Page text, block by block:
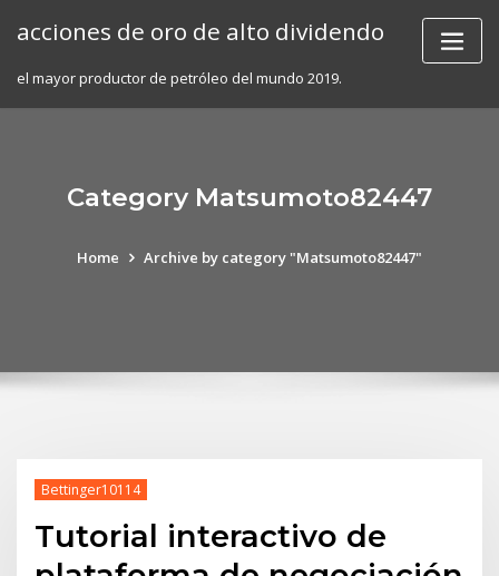
acciones de oro de alto dividendo
el mayor productor de petróleo del mundo 2019.
Category Matsumoto82447
Home Archive by category "Matsumoto82447"
Bettinger10114
Tutorial interactivo de